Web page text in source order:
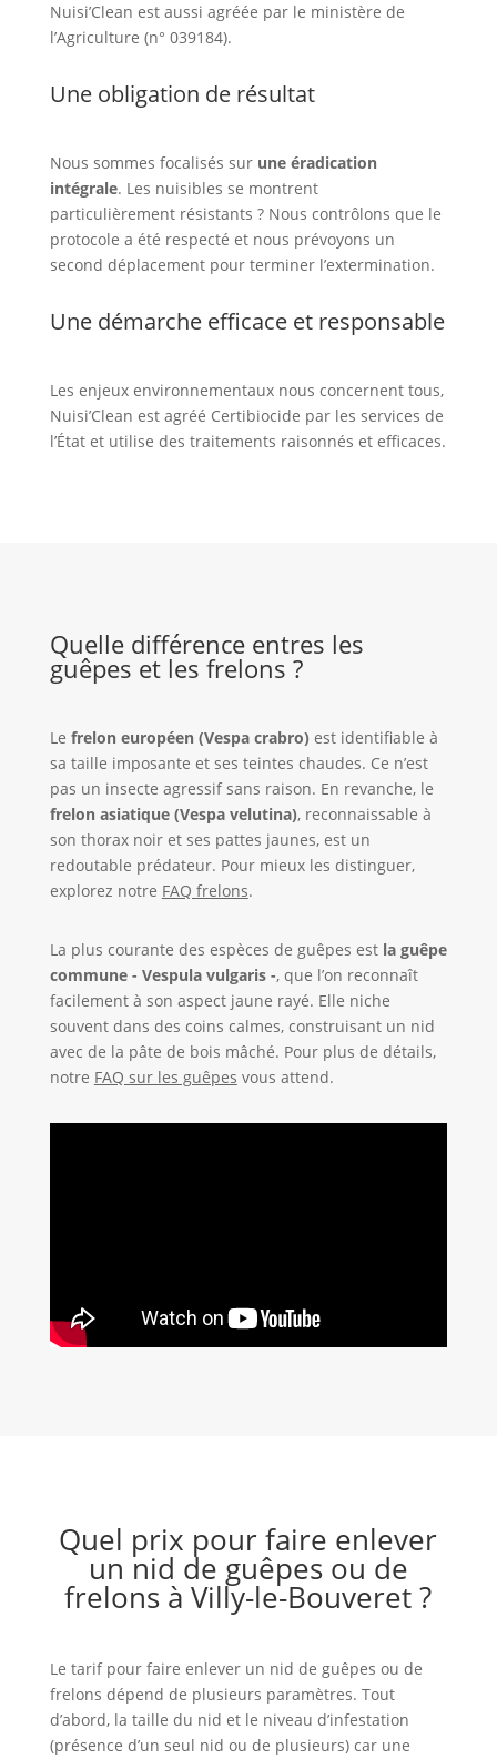
Nuisi’Clean est aussi agréée par le ministère de
l’Agriculture (n° 039184).
Une obligation de résultat
Nous sommes focalisés sur une éradication
intégrale. Les nuisibles se montrent
particulièrement résistants ? Nous contrôlons que le
protocole a été respecté et nous prévoyons un
second déplacement pour terminer l’extermination.
Une démarche efficace et responsable
Les enjeux environnementaux nous concernent tous,
Nuisi’Clean est agréé Certibiocide par les services de
l’État et utilise des traitements raisonnés et efficaces.
Quelle différence entres les
guêpes et les frelons ?
Le frelon européen (Vespa crabro) est identifiable à
sa taille imposante et ses teintes chaudes. Ce n’est
pas un insecte agressif sans raison. En revanche, le
frelon asiatique (Vespa velutina), reconnaissable à
son thorax noir et ses pattes jaunes, est un
redoutable prédateur. Pour mieux les distinguer,
explorez notre FAQ frelons.
La plus courante des espèces de guêpes est la guêpe
commune - Vespula vulgaris -, que l’on reconnaît
facilement à son aspect jaune rayé. Elle niche
souvent dans des coins calmes, construisant un nid
avec de la pâte de bois mâché. Pour plus de détails,
notre FAQ sur les guêpes vous attend.
Quel prix pour faire enlever
un nid de guêpes ou de
frelons à Villy-le-Bouveret ?
Le tarif pour faire enlever un nid de guêpes ou de
frelons dépend de plusieurs paramètres. Tout
d’abord, la taille du nid et le niveau d’infestation
(présence d’un seul nid ou de plusieurs) car une